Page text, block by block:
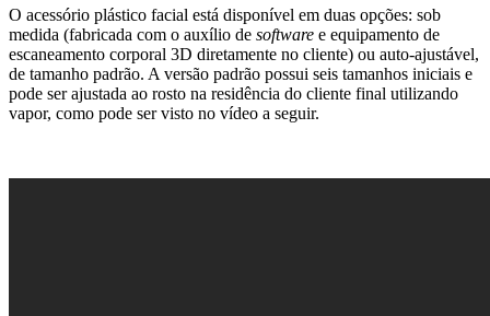
O acessório plástico facial está disponível em duas opções: sob
medida (fabricada com o auxílio de software e equipamento de
escaneamento corporal 3D diretamente no cliente) ou auto-ajustável,
de tamanho padrão. A versão padrão possui seis tamanhos iniciais e
pode ser ajustada ao rosto na residência do cliente final utilizando
vapor, como pode ser visto no vídeo a seguir.